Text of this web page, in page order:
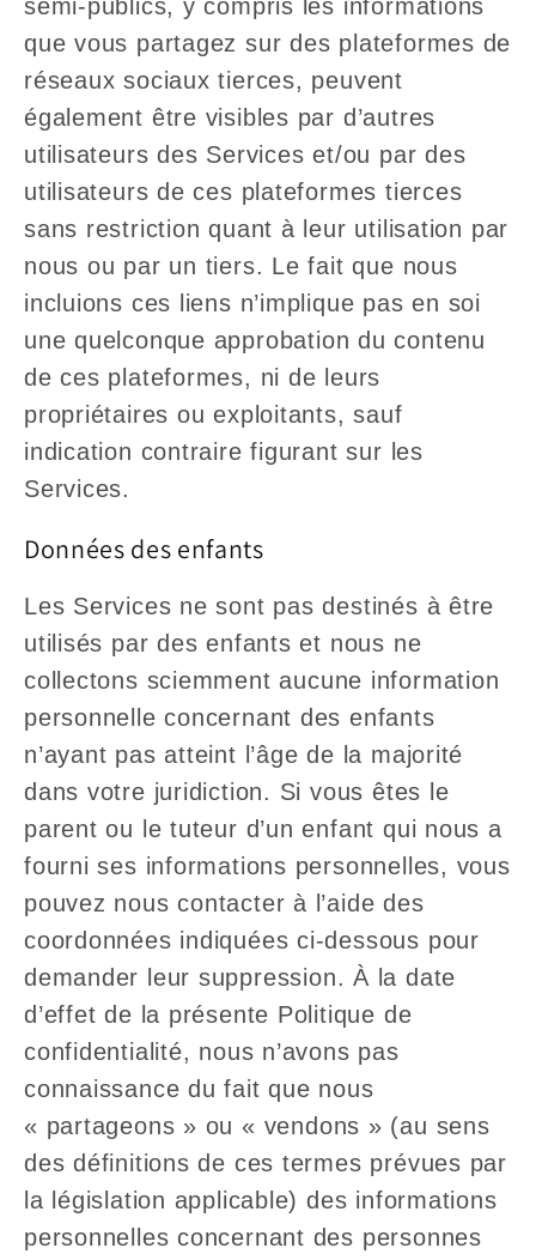
semi-publics, y compris les informations
que vous partagez sur des plateformes de
réseaux sociaux tierces, peuvent
également être visibles par d’autres
utilisateurs des Services et/ou par des
utilisateurs de ces plateformes tierces
sans restriction quant à leur utilisation par
nous ou par un tiers. Le fait que nous
incluions ces liens n’implique pas en soi
une quelconque approbation du contenu
de ces plateformes, ni de leurs
propriétaires ou exploitants, sauf
indication contraire figurant sur les
Services.
Données des enfants
Les Services ne sont pas destinés à être
utilisés par des enfants et nous ne
collectons sciemment aucune information
personnelle concernant des enfants
n’ayant pas atteint l’âge de la majorité
dans votre juridiction. Si vous êtes le
parent ou le tuteur d’un enfant qui nous a
fourni ses informations personnelles, vous
pouvez nous contacter à l’aide des
coordonnées indiquées ci-dessous pour
demander leur suppression. À la date
d’effet de la présente Politique de
confidentialité, nous n’avons pas
connaissance du fait que nous
« partageons » ou « vendons » (au sens
des définitions de ces termes prévues par
la législation applicable) des informations
personnelles concernant des personnes